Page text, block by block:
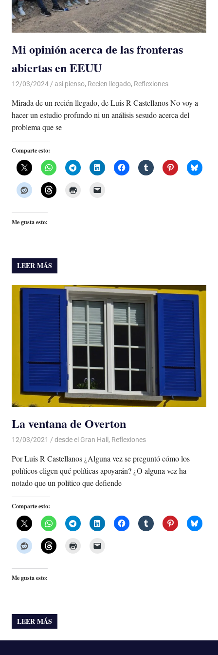
Mi opinión acerca de las fronteras
abiertas en EEUU
12/03/2024 De todo un Poco
asi pienso, Recien llegado, Reflexiones
Mirada de un recién llegado, de Luis R Castellanos No voy a
hacer un estudio profundo ni un análisis sesudo acerca del
problema que se
Comparte esto:
Me gusta esto:
LEER MÁS
La ventana de Overton
12/03/2021 De todo un Poco
desde el Gran Hall , Reflexiones
Por Luis R Castellanos ¿Alguna vez se preguntó cómo los
políticos eligen qué políticas apoyarán? ¿O alguna vez ha
notado que un político que defiende
Comparte esto:
Me gusta esto:
LEER MÁS